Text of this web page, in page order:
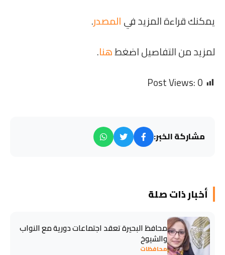
يمكنك قراءة المزيد فيالمصدر.
لمزيد من التفاصيل اضغطهنا.
Post Views:0
مشاركة الخبر:
أخبار ذات صلة
محافظ البحيرة تعقد اجتماعات دورية مع النواب
والشيوخ
محافظات